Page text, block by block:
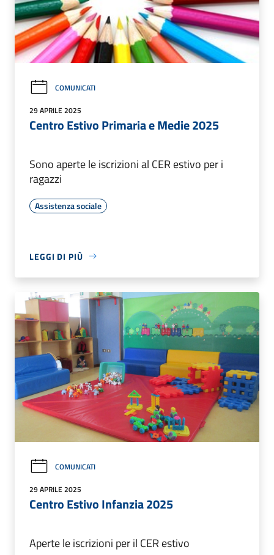
COMUNICATI
29 APRILE 2025
Centro Estivo Primaria e Medie 2025
Sono aperte le iscrizioni al CER estivo per i
ragazzi
Assistenza sociale
LEGGI DI PIÙ
COMUNICATI
29 APRILE 2025
Centro Estivo Infanzia 2025
Aperte le iscrizioni per il CER estivo